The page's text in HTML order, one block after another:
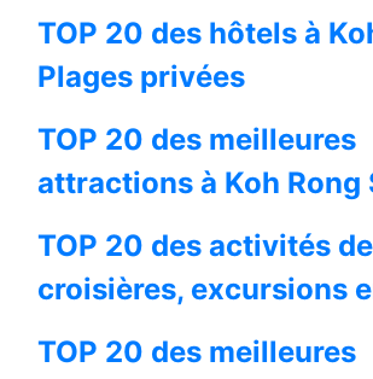
TOP 20 des hôtels à
Plages privées
TOP 20 des meilleures
attractions à Koh Rong
TOP 20 des activités de
croisières, excursions
TOP 20 des meilleures